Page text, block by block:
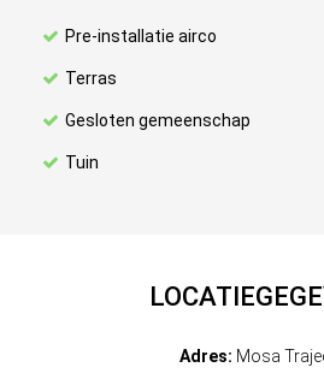
Pre-installatie airco
Terras
Gesloten gemeenschap
Tuin
Adres: Mosa